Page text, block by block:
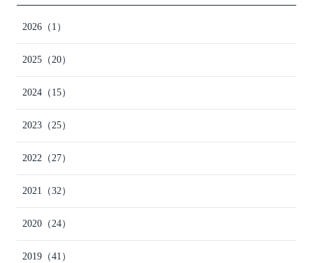
2026 （1）
2025 （20）
2024 （15）
2023 （25）
2022 （27）
2021 （32）
2020 （24）
2019 （41）